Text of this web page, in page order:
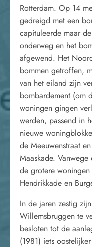
Rotterdam. Op 14
gedreigd met een
capituleerde maar
onderweg en het
afgewend. Het
bommen getroffen,
van het eiland zijn
bombardement (om
woningen gingen
werden, passend in
nieuwe
de Meeuwenstraat
Maaskade.
de grotere
Hendrikkade en
In de jaren zestig
Willemsbruggen te
besloten tot de
(1981) iets